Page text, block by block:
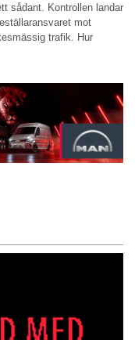
sådant. Kontrollen landar
mot
trafik. Hur